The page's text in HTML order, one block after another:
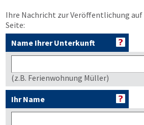
Ihre Nachricht zur Veröffentlichung
Seite:
Name Ihrer Unterkunft
(z.B. Ferienwohnung Müller)
Ihr Name